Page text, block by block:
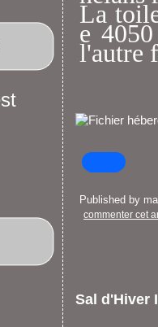
La
e
l'autre
Published by
commenter cet
Sal d'Hiver